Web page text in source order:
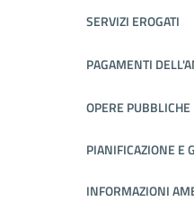
SERVIZI EROGATI
PAGAMENTI
OPERE PUBBLICHE
PIANIFICAZIONE E
INFORMAZIONI